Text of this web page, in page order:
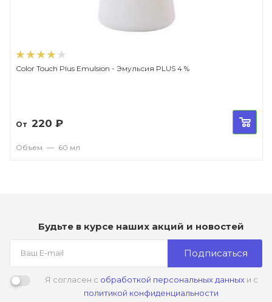
Color Touch Plus Emulsion - Эмульсия PLUS 4 %
От 220 ₽
Объем — 60 мл
Будьте в курсе наших акций и новостей
Подписаться
Я согласен с обработкой персональных данныхи с
политикой конфиденциальности